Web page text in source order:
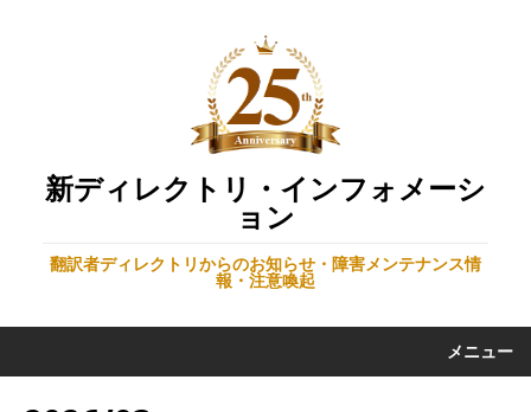
新ディレクトリ・インフォメーシ
ョン
翻訳者ディレクトリからのお知らせ・障害メンテナンス情
報・注意喚起
メニュー